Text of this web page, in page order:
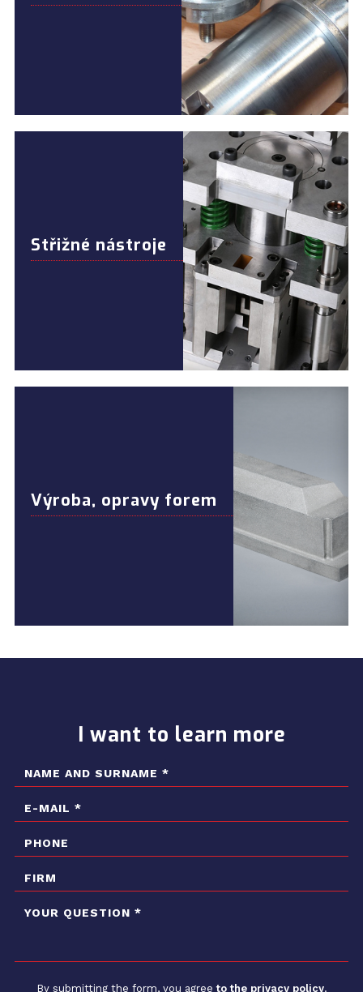
Střižné nástroje
Výroba, opravy forem
I want to learn more
By submitting the form, you agreeto the privacy policy.